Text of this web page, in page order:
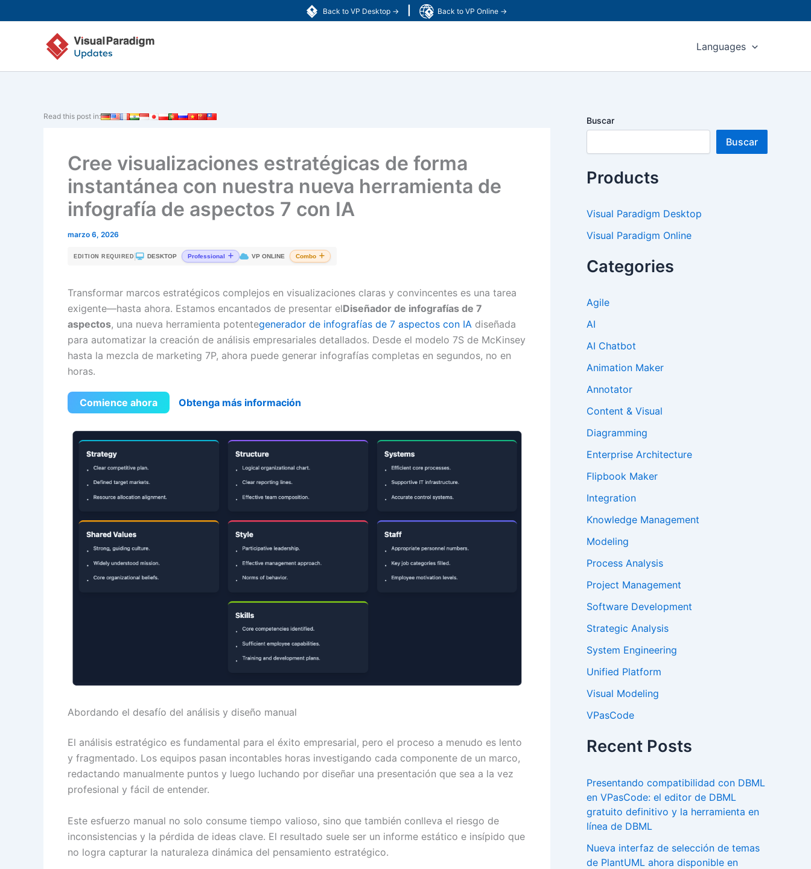
Back to VP Desktop → Back to VP Online →
al
Languages
Read this post in:
Cree visualizaciones estratégicas de forma
instantánea con nuestra nueva herramienta de
infografía de aspectos 7 con IA
marzo 6, 2026
EDITION REQUIRED DESKTOP Professional VP ONLINE Combo
Transformar marcos estratégicos complejos en visualizaciones claras y convincentes es una tarea
exigente—hasta ahora. Estamos encantados de presentar elDiseñador de infografías de 7
aspectos, una nueva herramienta potentegenerador de infografías de 7 aspectos con IA diseñada
para automatizar la creación de análisis empresariales detallados. Desde el modelo 7S de McKinsey
hasta la mezcla de marketing 7P, ahora puede generar infografías completas en segundos, no en
horas.
Comience ahora Obtenga más información
Abordando el desafío del análisis y diseño manual
El análisis estratégico es fundamental para el éxito empresarial, pero el proceso a menudo es lento
y fragmentado. Los equipos pasan incontables horas investigando cada componente de un marco,
redactando manualmente puntos y luego luchando por diseñar una presentación que sea a la vez
profesional y fácil de entender.
Este esfuerzo manual no solo consume tiempo valioso, sino que también conlleva el riesgo de
inconsistencias y la pérdida de ideas clave. El resultado suele ser un informe estático e insípido que
no logra capturar la naturaleza dinámica del pensamiento estratégico.
Buscar
Buscar
Products
Visual Paradigm Desktop
Visual Paradigm Online
Categories
Agile
AI
AI Chatbot
Animation Maker
Annotator
Content & Visual
Diagramming
Enterprise Architecture
Flipbook Maker
Integration
Knowledge Management
Modeling
Process Analysis
Project Management
Software Development
Strategic Analysis
System Engineering
Unified Platform
Visual Modeling
VPasCode
Recent Posts
Presentando compatibilidad con DBML
en VPasCode: el editor de DBML
gratuito definitivo y la herramienta en
línea de DBML
Nueva interfaz de selección de temas
de PlantUML ahora disponible en